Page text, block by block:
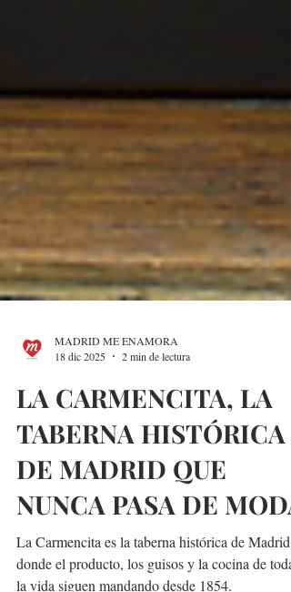
MADRID ME ENAMORA
18 dic 2025
2 min de lectura
LA CARMENCITA, LA
TABERNA HISTÓRICA
DE MADRID QUE
NUNCA PASA DE MODA